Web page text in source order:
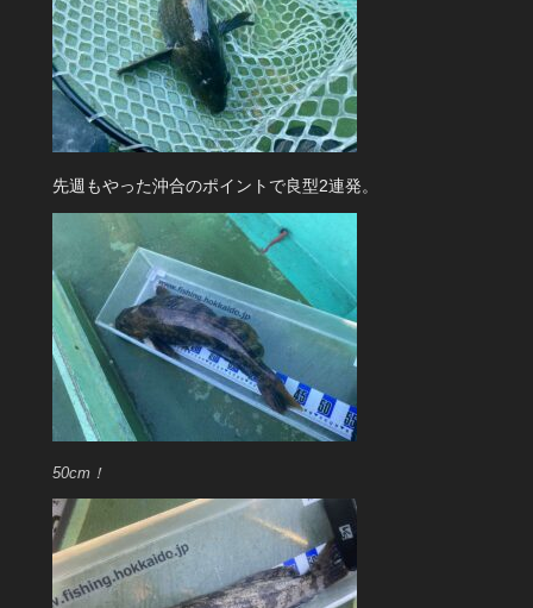
先週もやった沖合のポイントで良型2連発。
50cm！